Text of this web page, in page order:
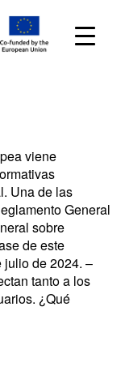
viene
Una de las
General
sobre
de este
julio de 2024. –
tanto a los
¿Qué